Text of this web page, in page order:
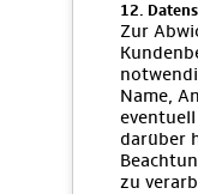
12.
Zur
Name,
darüber
zu